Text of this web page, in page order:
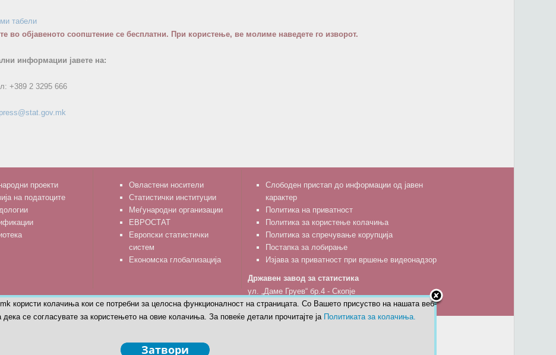
табели
во објавеното соопштение се бесплатни. При користење, ве молиме наведете го изворот.
информации јавете на:
+389 2 3295 666
press@stat.gov.mk
проекти
на податоците
Овластени носители
Статистички институции
Меѓународни организации
ЕВРОСТАТ
Европски статистички
систем
Економска глобализација
Слободен пристап до информации од јавен
карактер
Политика на приватност
Политика за користење колачиња
Политика за спречување корупција
Постапка за лобирање
Изјава за приватност при вршење видеонадзор
Државен завод за статистика
ул. „Даме Груев“ бр.4 - Скопје
тел: 02 3295 600; факс: 02 3111 336; 02 3136-197
користи колачиња кои се потребни за целосна функционалност на страницата. Со Вашето присуство на нашата веб-
дека се согласувате за користењето на овие колачиња. За повеќе детали прочитајте ја Политиката за колачиња.